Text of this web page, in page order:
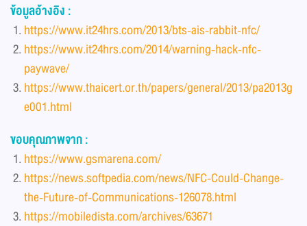
ข้อมูลอ้างอิง :
https://www.it24hrs.com/2013/bts-ais-rabbit-nfc/
https://www.it24hrs.com/2014/warning-hack-nfc-
paywave/
https://www.thaicert.or.th/papers/general/2013/pa2013g
e001.html
ขอบคุณภาพจาก :
https://www.gsmarena.com/
https://news.softpedia.com/news/NFC-Could-Change-
the-Future-of-Communications-126078.html
https://mobiledista.com/archives/63671